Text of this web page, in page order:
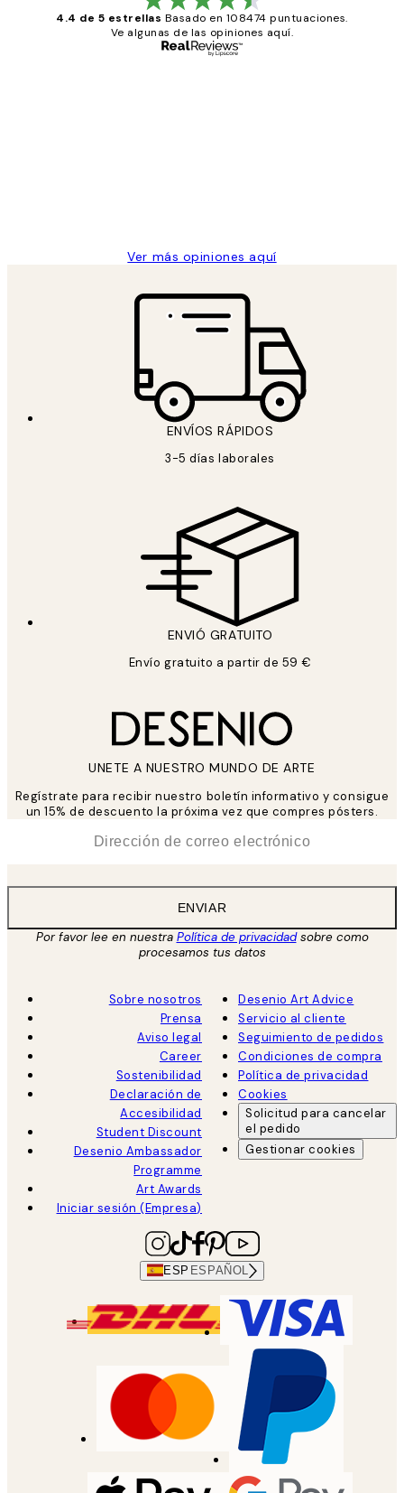
4.4 de 5 estrellas Basado en 108474 puntuaciones.
Ve algunas de las opiniones aquí.
Ver más opiniones aquí
ENVÍOS RÁPIDOS
3-5 días laborales
ENVIÓ GRATUITO
Envío gratuito a partir de 59 €
UNETE A NUESTRO MUNDO DE ARTE
Regístrate para recibir nuestro boletín informativo y consigue
un 15% de descuento la próxima vez que compres pósters.
ENVIAR
Por favor lee en nuestra Política de privacidadsobre como
procesamos tus datos
Sobre nosotros
Prensa
Aviso legal
Career
Sostenibilidad
Declaración de
Accesibilidad
Student Discount
Desenio Ambassador
Programme
Art Awards
Iniciar sesión (Empresa)
Desenio Art Advice
Servicio al cliente
Seguimiento de pedidos
Condiciones de compra
Política de privacidad
Cookies
Solicitud para cancelar
el pedido
Gestionar cookies
ESP ESPAÑOL